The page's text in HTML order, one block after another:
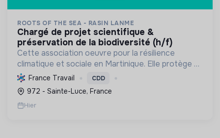
ROOTS OF THE SEA - RASIN LANME
chargé de projet scientifique &
préservation de la biodiversité (h/f)
Cette association oeuvre pour la résilience
climatique et sociale en Martinique. Elle protège et
restaure les écosystèmes marins et côtiers,
sensibilise le public et mobilise les citoyens pour un
aven...
France Travail CDD
972 - Sainte-Luce, France
Hier